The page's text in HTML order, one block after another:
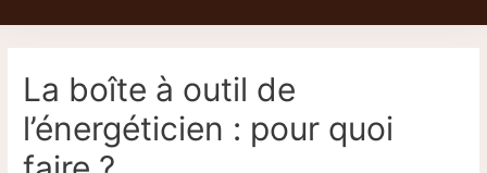
La boîte à outil de
l’énergéticien : pour quoi